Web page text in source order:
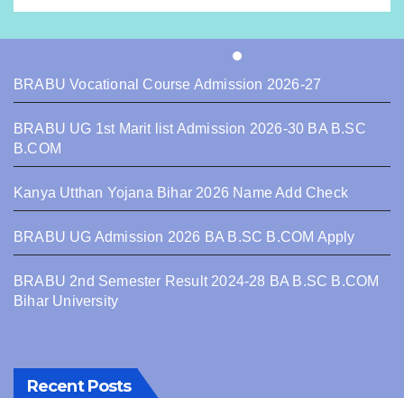
BRABU Vocational Course Admission 2026-27
BRABU UG 1st Marit list Admission 2026-30 BA B.SC
B.COM
Kanya Utthan Yojana Bihar 2026 Name Add Check
BRABU UG Admission 2026 BA B.SC B.COM Apply
BRABU 2nd Semester Result 2024-28 BA B.SC B.COM
Bihar University
Recent Posts